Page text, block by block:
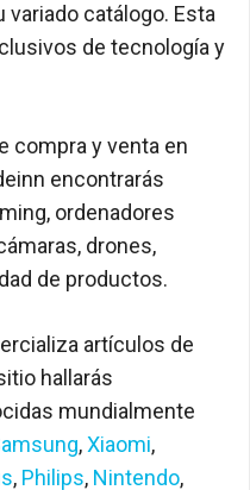
catálogo. Esta
de tecnología y
compra y venta en
encontrarás
ordenadores
drones,
de productos.
artículos de
hallarás
mundialmente
,Xiaomi,
, Philips, Nintendo,